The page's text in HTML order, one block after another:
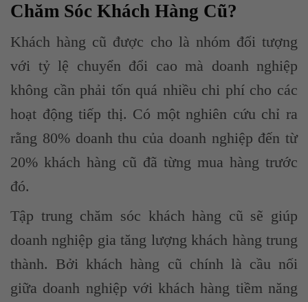
Chăm Sóc Khách Hàng Cũ?
Khách hàng cũ được cho là nhóm đối tượng
với tỷ lệ chuyển đổi cao mà doanh nghiệp
không cần phải tốn quá nhiều chi phí cho các
hoạt động tiếp thị. Có một nghiên cứu chỉ ra
rằng 80% doanh thu của doanh nghiệp đến từ
20% khách hàng cũ đã từng mua hàng trước
đó.
Tập trung chăm sóc khách hàng cũ sẽ giúp
doanh nghiệp gia tăng lượng khách hàng trung
thành. Bởi khách hàng cũ chính là cầu nối
giữa doanh nghiệp với khách hàng tiềm năng